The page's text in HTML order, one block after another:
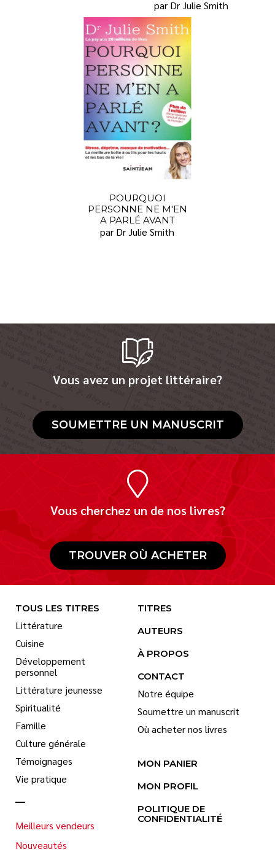
par Dr Julie Smith
POURQUOI
PERSONNE NE M'EN
A PARLÉ AVANT
par Dr Julie Smith
Vous avez un projet littéraire?
SOUMETTRE UN MANUSCRIT
Vous cherchez un de nos livres?
TROUVER OÙ ACHETER
TOUS LES TITRES
Littérature
Cuisine
Développement
personnel
Littérature jeunesse
Spiritualité
Famille
Culture générale
Témoignages
Vie pratique
Meilleurs vendeurs
Nouveautés
TITRES
AUTEURS
À PROPOS
CONTACT
Notre équipe
Soumettre un manuscrit
Où acheter nos livres
MON PANIER
MON PROFIL
POLITIQUE DE
CONFIDENTIALITÉ